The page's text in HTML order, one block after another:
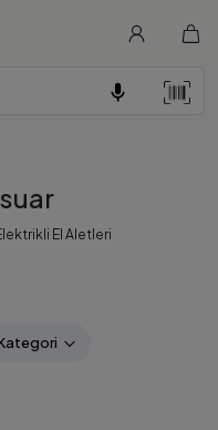
El Aletleri